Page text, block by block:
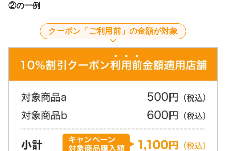
②の一例
クーポン「ご利用前」の金額が対象